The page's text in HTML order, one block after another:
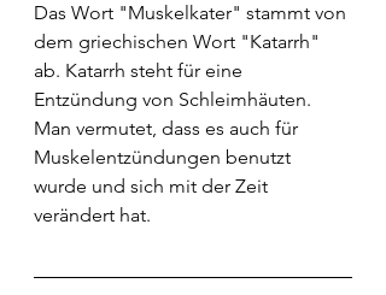
Das Wort "Muskelkater" stammt von
dem griechischen Wort "Katarrh"
ab. Katarrh steht für eine
Entzündung von Schleimhäuten.
Man vermutet, dass es auch für
Muskelentzündungen benutzt
wurde und sich mit der Zeit
verändert hat.